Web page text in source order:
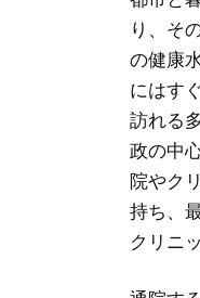
り、そ
の健康
にはす
訪れる
政の中
院やク
持ち、
クリニ